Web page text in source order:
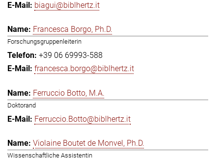
biagui@biblhertz.it
Francesca Borgo, Ph.D.
Forschungsgruppenleiterin
+39 06 69993-588
francesca.borgo@biblhertz.it
Ferruccio Botto, M.A.
Doktorand
Ferruccio.Botto@biblhertz.it
Violaine Boutet de Monvel, Ph.D.
Wissenschaftliche Assistentin